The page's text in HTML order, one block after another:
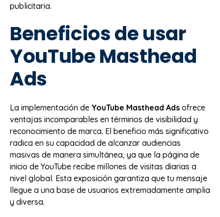
publicitaria.
Beneficios de usar
YouTube Masthead
Ads
La implementación de YouTube Masthead Ads ofrece
ventajas incomparables en términos de visibilidad y
reconocimiento de marca. El beneficio más significativo
radica en su capacidad de alcanzar audiencias
masivas de manera simultánea, ya que la página de
inicio de YouTube recibe millones de visitas diarias a
nivel global. Esta exposición garantiza que tu mensaje
llegue a una base de usuarios extremadamente amplia
y diversa.